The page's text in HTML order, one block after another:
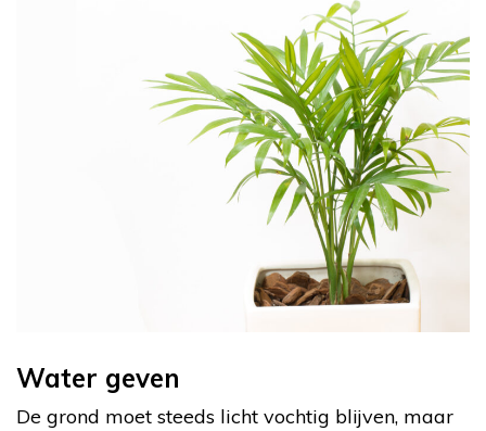
Water geven
De grond moet steeds licht vochtig blijven, maar